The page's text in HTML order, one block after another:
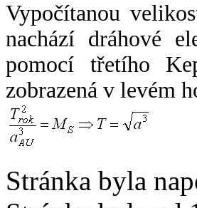
Vypočítanou
nachází dráhové
pomocí třetího
zobrazená v levém
Stránka byla